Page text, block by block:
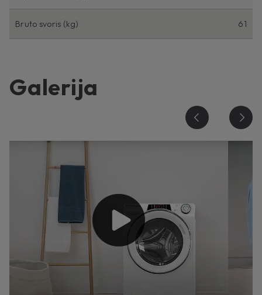
Bruto svoris (kg) 61
Galerija